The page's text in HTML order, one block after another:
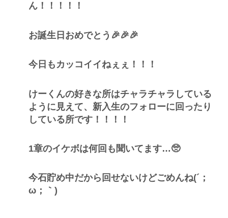
ん！！！！！
お誕生日おめでとう🎉🎉🎉
今日もカッコイイねぇぇ！！！
けーくんの好きな所はチャラチャラしている
ように見えて、新入生のフォローに回ったり
している所です！！！！
1章のイケボは何回も聞いてます…🥺
今石貯め中だから回せないけどごめんね(´；
ω；｀)